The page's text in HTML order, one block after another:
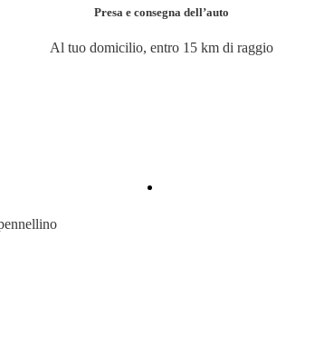
Presa e consegna dell’auto
Al tuo domicilio, entro 15 km di raggio